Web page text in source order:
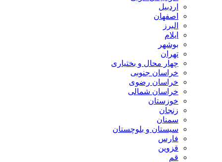
اردبیل
اصفهان
البرز
ایلام
بوشهر
تهران
چهار محال و بختیاری
خراسان جنوبی
خراسان رضوی
خراسان شمالی
خوزستان
زنجان
سمنان
سیستان و بلوچستان
فارس
قزوین
قم